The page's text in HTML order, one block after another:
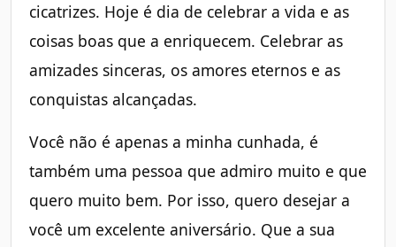
cicatrizes. Hoje é dia de celebrar a vida e as
coisas boas que a enriquecem. Celebrar as
amizades sinceras, os amores eternos e as
conquistas alcançadas.
Você não é apenas a minha cunhada, é
também uma pessoa que admiro muito e que
quero muito bem. Por isso, quero desejar a
você um excelente aniversário. Que a sua